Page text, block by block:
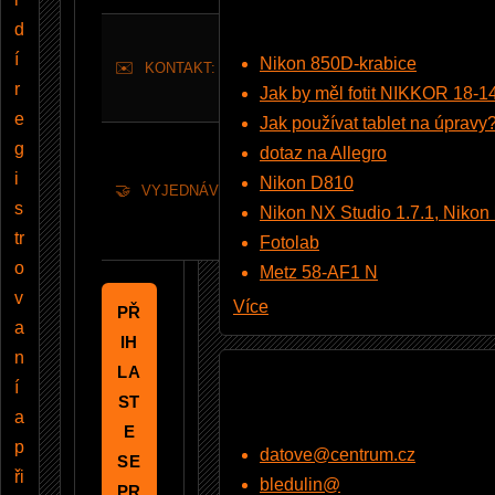
d
í
r
e
g
i
s
tr
o
v
a
n
í
a
p
ři
✉️ KONTAKT:
se pro
kontakt
🤝 VYJEDNÁVÁNÍ O CENĚ:
Jsem
ochoten
jednat o
PŘ
IH
LA
ST
E
SE
Nikon 850D-krabice
Jak by měl fotit NIKKOR 18-
Jak používat tablet na
dotaz na Allegro
Nikon D810
Nikon NX Studio 1.7.1,
Fotolab
Metz 58-AF1 N
Více
datove@centrum.cz
bledulin@